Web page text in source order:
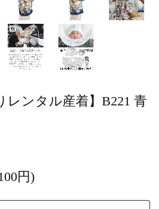
レンタル産着】B221 青
円)